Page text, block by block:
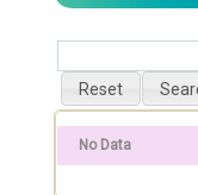
No Data